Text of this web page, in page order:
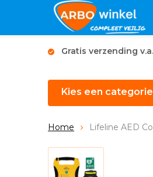
Gratis verzending
Kies een categorie
Home Lifeline AED